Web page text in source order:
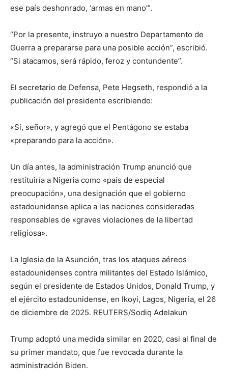
ese país deshonrado, ‘armas en mano’”.
“Por la presente, instruyo a nuestro Departamento de
Guerra a prepararse para una posible acción”, escribió.
“Si atacamos, será rápido, feroz y contundente”.
El secretario de Defensa, Pete Hegseth, respondió a la
publicación del presidente escribiendo:
«Sí, señor», y agregó que el Pentágono se estaba
«preparando para la acción».
Un día antes, la administración Trump anunció que
restituiría a Nigeria como «país de especial
preocupación», una designación que el gobierno
estadounidense aplica a las naciones consideradas
responsables de «graves violaciones de la libertad
religiosa».
La Iglesia de la Asunción, tras los ataques aéreos
estadounidenses contra militantes del Estado Islámico,
según el presidente de Estados Unidos, Donald Trump, y
el ejército estadounidense, en Ikoyi, Lagos, Nigeria, el 26
de diciembre de 2025. REUTERS/Sodiq Adelakun
Trump adoptó una medida similar en 2020, casi al final de
su primer mandato, que fue revocada durante la
administración Biden.